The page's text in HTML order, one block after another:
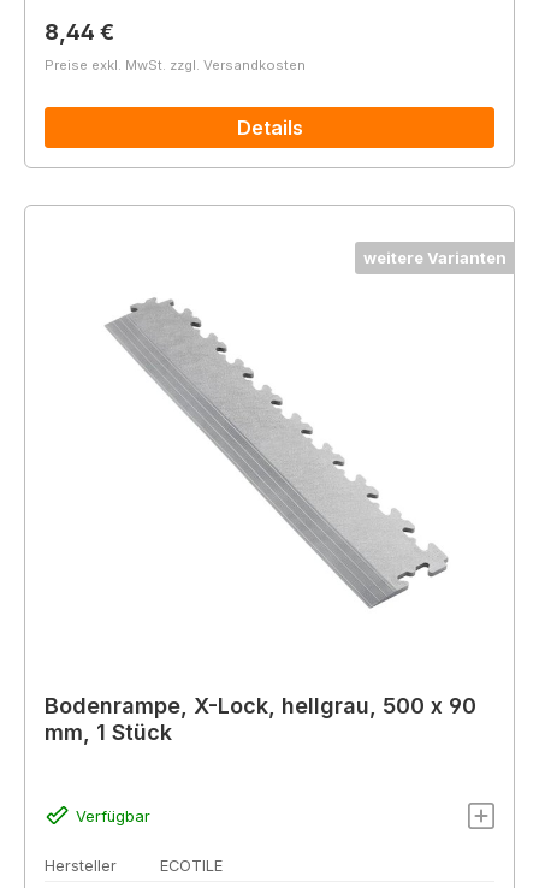
Regulärer Preis:
8,44 €
Preise exkl. MwSt. zzgl. Versandkosten
Details
weitere Varianten
Bodenrampe, X-Lock, hellgrau, 500 x 90
mm, 1 Stück
Verfügbar
Hersteller
ECOTILE